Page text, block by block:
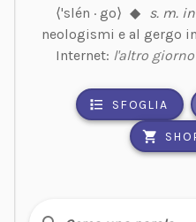
⟨'slén · go⟩ ◆ s. m.
neologismi e al gergo
Internet: l'altro
SFOGLIA